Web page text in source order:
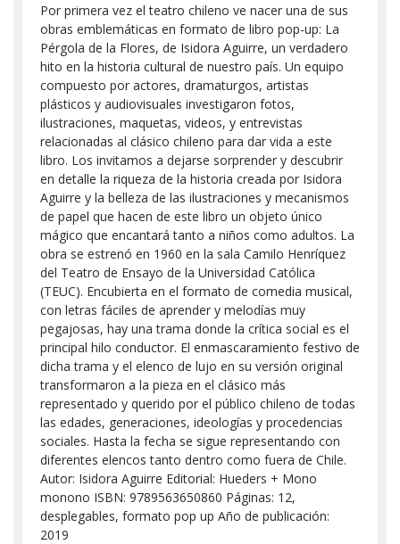
Por primera vez el teatro chileno ve nacer una de sus
obras emblemáticas en formato de libro pop-up: La
Pérgola de la Flores, de Isidora Aguirre, un verdadero
hito en la historia cultural de nuestro país. Un equipo
compuesto por actores, dramaturgos, artistas
plásticos y audiovisuales investigaron fotos,
ilustraciones, maquetas, videos, y entrevistas
relacionadas al clásico chileno para dar vida a este
libro. Los invitamos a dejarse sorprender y descubrir
en detalle la riqueza de la historia creada por Isidora
Aguirre y la belleza de las ilustraciones y mecanismos
de papel que hacen de este libro un objeto único
mágico que encantará tanto a niños como adultos. La
obra se estrenó en 1960 en la sala Camilo Henríquez
del Teatro de Ensayo de la Universidad Católica
(TEUC). Encubierta en el formato de comedia musical,
con letras fáciles de aprender y melodías muy
pegajosas, hay una trama donde la crítica social es el
principal hilo conductor. El enmascaramiento festivo de
dicha trama y el elenco de lujo en su versión original
transformaron a la pieza en el clásico más
representado y querido por el público chileno de todas
las edades, generaciones, ideologías y procedencias
sociales. Hasta la fecha se sigue representando con
diferentes elencos tanto dentro como fuera de Chile.
Autor: Isidora Aguirre Editorial: Hueders + Mono
monono ISBN: 9789563650860 Páginas: 12,
desplegables, formato pop up Año de publicación:
2019